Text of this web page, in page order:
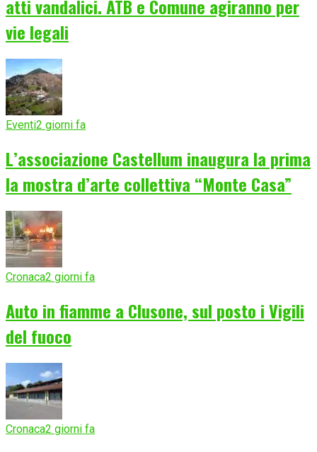
atti vandalici. ATB e Comune agiranno per
vie legali
Eventi2 giorni fa
L’associazione Castellum inaugura la prima
la mostra d’arte collettiva “Monte Casa”
Cronaca2 giorni fa
Auto in fiamme a Clusone, sul posto i Vigili
del fuoco
Cronaca2 giorni fa